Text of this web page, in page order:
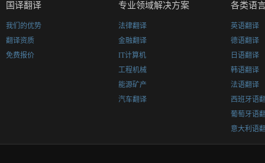
国译翻译
我们的优势
翻译资质
免费报价
专业领域解决方案
法律翻译
金融翻译
IT计算机
工程机械
能源矿产
汽车翻译
各类语
英语翻译
德语翻译
日语翻译
韩语翻译
法语翻译
西班牙语
葡萄牙语
意大利语